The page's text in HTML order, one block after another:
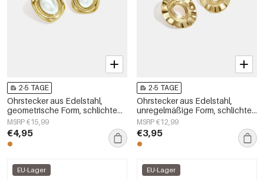
2-5 TAGE
Ohrstecker aus Edelstahl,
geometrische Form, schlichte
Alltags-Serie, Damenschmuck
MSRP €15,99
€4,95
2-5 TAGE
Ohrstecker aus Edelstahl,
unregelmäßige Form, schlichte
Alltags-Serie, Damenschmuck
MSRP €12,99
€3,95
EU-Lager EU-Lager